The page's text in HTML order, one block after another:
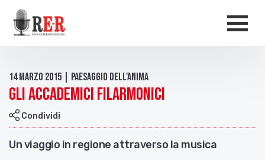
Salta al contenuto principale
14 Marzo 2015 | Paesaggio dell'anima
Gli Accademici filarmonici
Condividi
Un viaggio in regione attraverso la musica